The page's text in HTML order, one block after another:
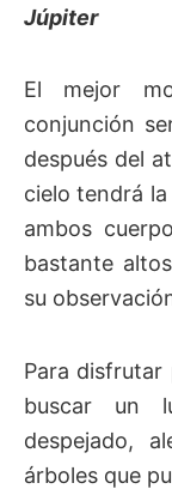
Júpiter
El mejor
conjunción
después del
cielo tendrá
ambos
bastante
su
Para disfrutar
buscar un
despejado,
árboles que